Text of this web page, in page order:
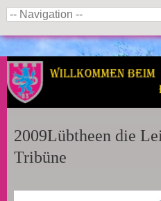
2009Lübtheen die
Tribüne